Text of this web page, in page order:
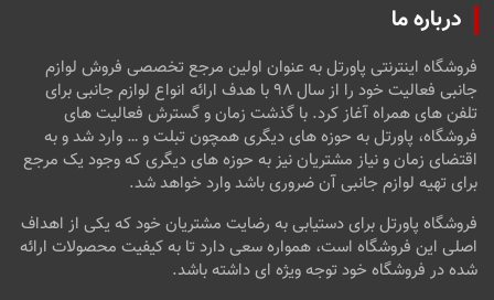
درباره ما
فروشگاه اینترنتی پاورتل به عنوان اولین مرجع تخصصی فروش لوازم
جانبی فعالیت خود را از سال ۹۸ با هدف ارائه انواع لوازم جانبی برای
تلفن های همراه آغاز کرد. با گذشت زمان و گسترش فعالیت های
فروشگاه، پاورتل به حوزه های دیگری همچون تبلت و … وارد شد و به
اقتضای زمان و نیاز مشتریان نیز به حوزه های دیگری که وجود یک مرجع
برای تهیه لوازم جانبی آن ضروری باشد وارد خواهد شد.
فروشگاه پاورتل برای دستیابی به رضایت مشتریان خود که یکی از اهداف
اصلی این فروشگاه است، همواره سعی دارد تا به کیفیت محصولات ارائه
شده در فروشگاه خود توجه ویژه ای داشته باشد.